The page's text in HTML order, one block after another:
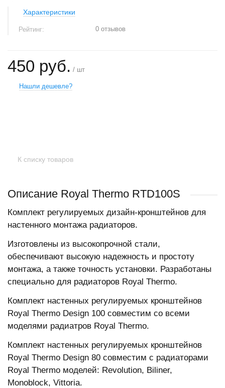
Характеристики
Рейтинг: 0 отзывов
450 руб. / шт
Нашли дешевле?
К списку товаров
Описание Royal Thermo RTD100S
Комплект регулируемых дизайн-кронштейнов для
настенного монтажа радиаторов.
Изготовлены из высокопрочной стали,
обеспечивают высокую надежность и простоту
монтажа, а также точность установки. Разработаны
специально для радиаторов Royal Thermo.
Комплект настенных регулируемых кронштейнов
Royal Thermo Design 100 совместим со всеми
моделями радиатров Royal Thermo.
Комплект настенных регулируемых кронштейнов
Royal Thermo Design 80 совместим с радиаторами
Royal Thermo моделей: Revolution, Biliner,
Monoblock, Vittoria.